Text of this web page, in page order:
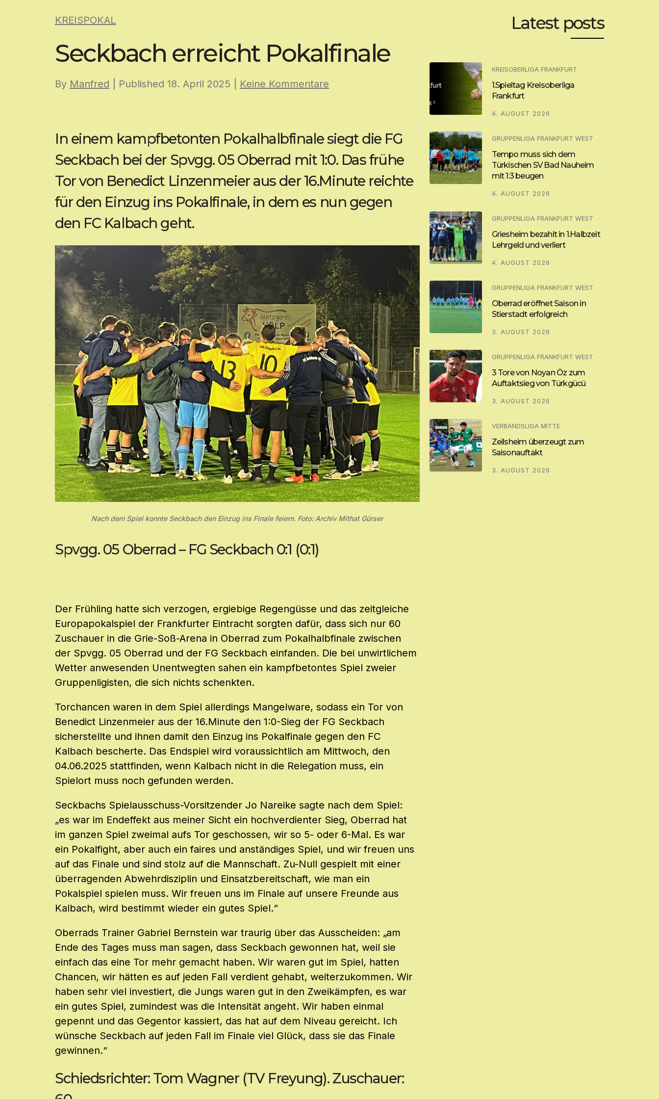
KREISPOKAL
Seckbach erreicht Pokalfinale
By Manfred | Published 18. April 2025 Keine Kommentare
In einem kampfbetonten Pokalhalbfinale siegt die FG
Seckbach bei der Spvgg. 05 Oberrad mit 1:0. Das frühe
Tor von Benedict Linzenmeier aus der 16.Minute reichte
für den Einzug ins Pokalfinale, in dem es nun gegen
den FC Kalbach geht.
Nach dem Spiel konnte Seckbach den Einzug ins Finale feiern. Foto: Archiv Mithat Gürser
Spvgg. 05 Oberrad – FG Seckbach 0:1 (0:1)
Der Frühling hatte sich verzogen, ergiebige Regengüsse und das zeitgleiche
Europapokalspiel der Frankfurter Eintracht sorgten dafür, dass sich nur 60
Zuschauer in die Grie-Soß-Arena in Oberrad zum Pokalhalbfinale zwischen
der Spvgg. 05 Oberrad und der FG Seckbach einfanden. Die bei unwirtlichem
Wetter anwesenden Unentwegten sahen ein kampfbetontes Spiel zweier
Gruppenligisten, die sich nichts schenkten.
Torchancen waren in dem Spiel allerdings Mangelware, sodass ein Tor von
Benedict Linzenmeier aus der 16.Minute den 1:0-Sieg der FG Seckbach
sicherstellte und ihnen damit den Einzug ins Pokalfinale gegen den FC
Kalbach bescherte. Das Endspiel wird voraussichtlich am Mittwoch, den
04.06.2025 stattfinden, wenn Kalbach nicht in die Relegation muss, ein
Spielort muss noch gefunden werden.
Seckbachs Spielausschuss-Vorsitzender Jo Nareike sagte nach dem Spiel:
„es war im Endeffekt aus meiner Sicht ein hochverdienter Sieg, Oberrad hat
im ganzen Spiel zweimal aufs Tor geschossen, wir so 5- oder 6-Mal. Es war
ein Pokalfight, aber auch ein faires und anständiges Spiel, und wir freuen uns
auf das Finale und sind stolz auf die Mannschaft. Zu-Null gespielt mit einer
überragenden Abwehrdisziplin und Einsatzbereitschaft, wie man ein
Pokalspiel spielen muss. Wir freuen uns im Finale auf unsere Freunde aus
Kalbach, wird bestimmt wieder ein gutes Spiel.“
Oberrads Trainer Gabriel Bernstein war traurig über das Ausscheiden: „am
Ende des Tages muss man sagen, dass Seckbach gewonnen hat, weil sie
einfach das eine Tor mehr gemacht haben. Wir waren gut im Spiel, hatten
Chancen, wir hätten es auf jeden Fall verdient gehabt, weiterzukommen. Wir
haben sehr viel investiert, die Jungs waren gut in den Zweikämpfen, es war
ein gutes Spiel, zumindest was die Intensität angeht. Wir haben einmal
gepennt und das Gegentor kassiert, das hat auf dem Niveau gereicht. Ich
wünsche Seckbach auf jeden Fall im Finale viel Glück, dass sie das Finale
gewinnen.“
Schiedsrichter: Tom Wagner (TV Freyung). Zuschauer:
Latest posts
KREISOBERLIGA FRANKFURT
1.Spieltag Kreisoberliga
Frankfurt
4. AUGUST 2026
GRUPPENLIGA FRANKFURT WEST
Tempo muss sich dem
Türkischen SV Bad Nauheim
mit 1:3 beugen
4. AUGUST 2026
GRUPPENLIGA FRANKFURT WEST
Griesheim bezahlt in 1.Halbzeit
Lehrgeld und verliert
4. AUGUST 2026
GRUPPENLIGA FRANKFURT WEST
Oberrad eröffnet Saison in
Stierstadt erfolgreich
3. AUGUST 2026
GRUPPENLIGA FRANKFURT WEST
3 Tore von Noyan Öz zum
Auftaktsieg von Türkgücü
3. AUGUST 2026
VERBANDSLIGA MITTE
Zeilsheim überzeugt zum
Saisonauftakt
3. AUGUST 2026